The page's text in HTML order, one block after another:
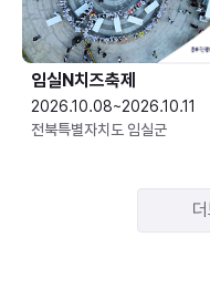
임실N치즈축제
2026.10.08~2026.10.11
전북특별자치도 임실군